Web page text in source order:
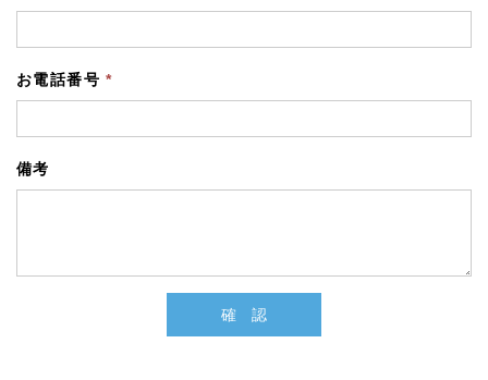
お電話番号*
備考